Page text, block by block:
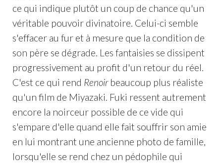
ce qui indique plutôt un coup de chance qu'un
véritable pouvoir divinatoire. Celui-ci semble
s'effacer au fur et à mesure que la condition de
son père se dégrade. Les fantaisies se dissipent
progressivement au profit d'un retour du réel.
C'est ce qui rend Renoirbeaucoup plus réaliste
qu'un film de Miyazaki. Fuki ressent autrement
encore la noirceur possible de ce vide qui
s'empare d'elle quand elle fait souffrir son amie
en lui montrant une ancienne photo de famille,
lorsqu'elle se rend chez un pédophile qui